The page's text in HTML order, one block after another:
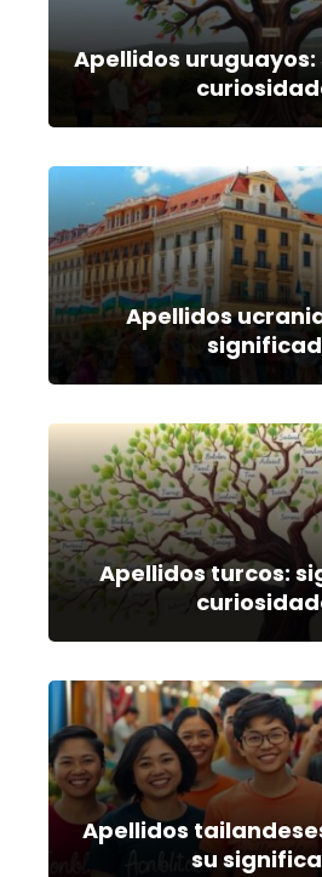
Apellidos
Apellidos
Apellidos turcos:
Apellidos
su